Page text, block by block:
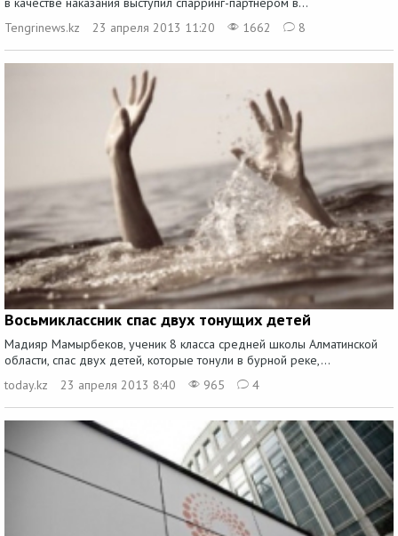
Tengrinews.kz
23 апреля 2013 11:20 1662 8
Восьмиклассник спас двух тонущих детей
Мадияр Мамырбеков, ученик 8 класса средней школы Алматинской
области, спас двух детей, которые тонули в бурной реке,...
today.kz
23 апреля 2013 8:40 965 4